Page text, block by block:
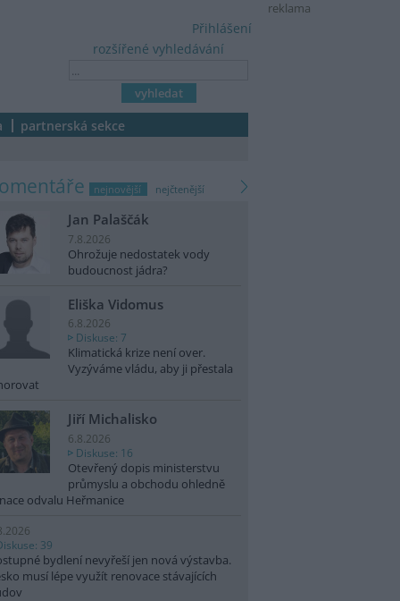
reklama
rozšířené vyhledávání
Přihlášení
partnerská sekce
nejnovější nejčtenější
Jan Palaščák
7.8.2026
Ohrožuje nedostatek vody
budoucnost jádra?
Eliška Vidomus
6.8.2026
Diskuse: 7
Klimatická krize není over.
Vyzýváme vládu, aby ji přestala
Jiří Michalisko
6.8.2026
Diskuse: 16
Otevřený dopis ministerstvu
průmyslu a obchodu ohledně
odvalu Heřmanice
39
bydlení nevyřeší jen nová výstavba.
musí lépe využít renovace stávajících